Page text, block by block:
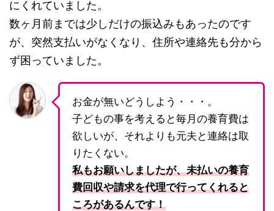
にくれていました。
数ヶ月前までは少しだけの振込みもあったのです
が、突然支払いがなくなり、住所や連絡先も分から
ず困っていました。
お金が無いどうしよう・・・。
子どもの事を考えると毎月の養育費は
欲しいが、それよりも元夫と連絡は取
りたくない。
私もお願いしましたが、未払いの養育
費回収や請求を代理で行ってくれると
ころがあるんです！